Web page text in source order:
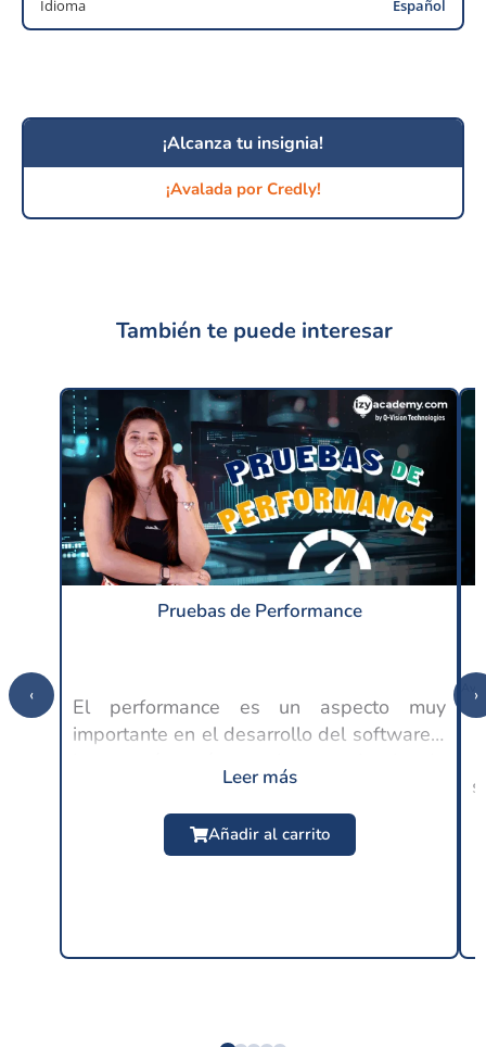
Idioma Español
¡Alcanza tu insignia!
¡Avalada por Credly!
También te puede interesar
Pruebas de Performance
El performance es un aspecto muy
importante en el desarrollo del software y
usuario, ya que en este punto se espera
un buen rendimiento por parte de las
$24.99 USD
Leer más
Añadir al carrito
‹ ›